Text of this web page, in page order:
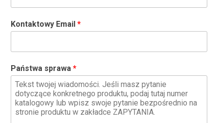
Kontaktowy Email
Państwa sprawa